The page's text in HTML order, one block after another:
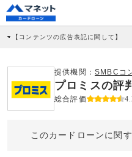
【コンテンツの広告表記に関して】
社に対して企業から紹介報酬が支払わ
商品を根拠なくPRするものではなく、
どに基づき、公平性を担保した情報提
>提携企業一覧
提供機関： SMBCコ
プロミスの評
総合評価
このカードローンに関